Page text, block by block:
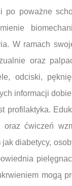
po poważne
W ramach
oraz
odciski,
informacji
profilaktyka.
ćwiczeń
diabetycy,
mogą